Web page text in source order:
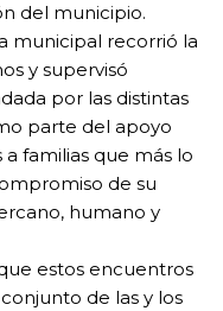
del municipio.
municipal recorrió la
y supervisó
por las distintas
parte del apoyo
familias que más lo
de su
humano y
estos encuentros
de las y los